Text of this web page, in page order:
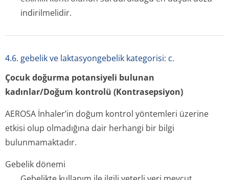
indirilmelidir.
4.6. gebelik ve laktasyongebelik kategorisi: c.
Çocuk doğurma potansiyeli bulunan
kadınlar/Doğum kontrolü (Kontrasepsiyon)
AEROSA İnhaler’in doğum kontrol yöntemleri üzerine
etkisi olup olmadığına dair herhangi bir bilgi
bulunmamaktadır.
Gebelik dönemi